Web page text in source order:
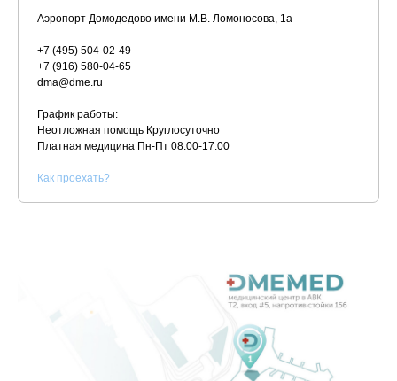
Аэропорт Домодедово имени М.В. Ломоносова, 1а
+7 (495) 504-02-49
+7 (916) 580-04-65
dma@dme.ru
График работы:
Неотложная помощь Круглосуточно
Платная медицина Пн-Пт 08:00-17:00
Как проехать?